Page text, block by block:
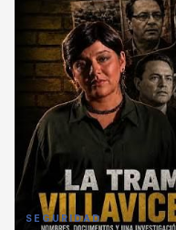
SEGURIDAD